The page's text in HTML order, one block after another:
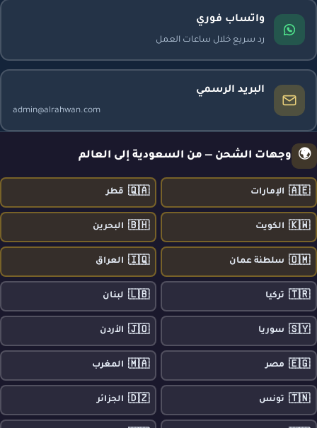
واتساب فوري
رد سريع خلال ساعات العمل
البريد الرسمي
admin@alrahwan.com
🌍 وجهات الشحن — من السعودية إلى العالم
🇦🇪 الإمارات 🇶🇦 قطر
🇰🇼 الكويت 🇧🇭 البحرين
🇴🇲 سلطنة عمان 🇮🇶 العراق
🇹🇷 تركيا 🇱🇧 لبنان
🇸🇾 سوريا 🇯🇴 الأردن
🇪🇬 مصر 🇲🇦 المغرب
🇹🇳 تونس 🇩🇿 الجزائر